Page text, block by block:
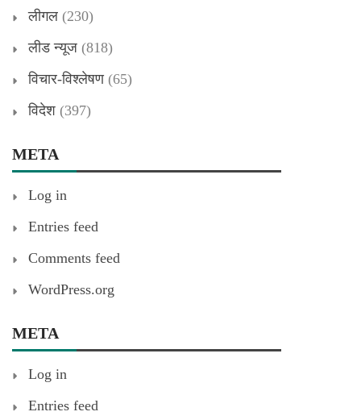
लीगल (230)
लीड न्यूज (818)
विचार-विश्लेषण(65)
विदेश (397)
META
Log in
Entries feed
Comments feed
WordPress.org
META
Log in
Entries feed